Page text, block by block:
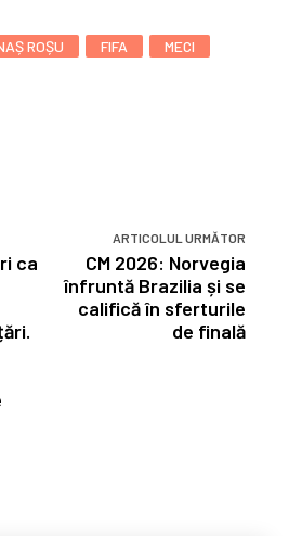
ROȘU FIFA MECI
ca
ARTICOLUL URMĂTOR
CM 2026: Norvegia
înfruntă Brazilia și se
califică în sferturile
de finală